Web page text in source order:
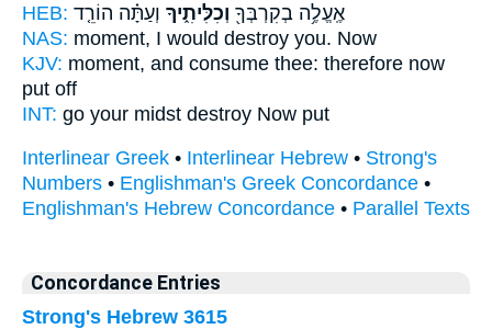
HEB:
אֶֽעֱלֶ֥ה בְקִרְבְּךָ֖ וְכִלִּיתִ֑יךָ וְעַתָּ֗ה הוֹרֵ֤ד
NAS: moment, I would destroy you. Now
KJV: moment, and consume thee: therefore now
put off
INT: go your midst destroy Now put
Interlinear Greek • Interlinear Hebrew • Strong's
Numbers • Englishman's Greek Concordance •
Englishman's Hebrew Concordance • Parallel Texts
Concordance Entries
Strong's Hebrew 3615